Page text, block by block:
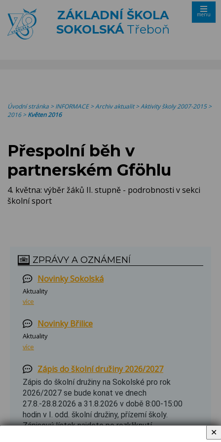
ZÁKLADNÍ ŠKOLA
SOKOLSKÁTřeboň
menu
Úvodní stránka >INFORMACE>Archiv aktualit>Aktivity školy 2007-2015>
2016>Květen 2016
Přespolní běh v
partnerském Gföhlu
4. května: výběr žáků II. stupně - podrobnosti v sekci
školní sport
ZPRÁVY A OZNÁMENÍ
Novinky Sokolská
Aktuality
více
Novinky Břilice
Aktuality
více
Zápis do školní družiny 2026/2027
Zápis do školní družiny na Sokolské pro rok
2026/2027 se bude konat ve dnech
27.8.-28.8.2026 a 31.8.2026 v době 8:00-15:00
hodin v I. odd. školní družiny, přízemí školy.
Zápisový lístek najdete po rozkliknutí.
✕